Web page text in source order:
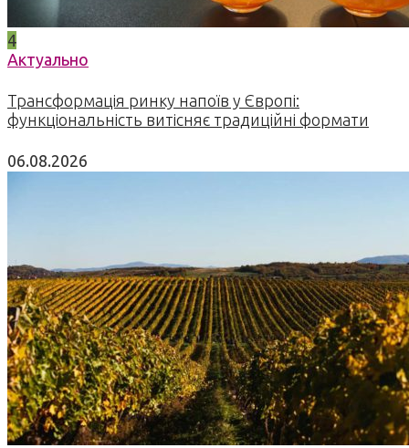
4
Актуально
Трансформація ринку напоїв у Європі:
функціональність витісняє традиційні формати
06.08.2026